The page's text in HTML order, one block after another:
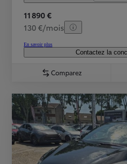
11 890 €
130 €/mois
En savoir plus
Contactez la
Comparez